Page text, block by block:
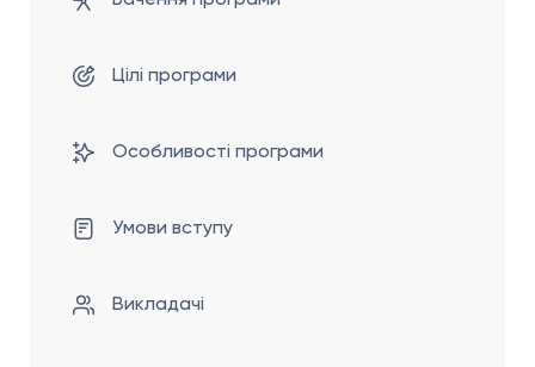
Цілі програми
Особливості програми
Умови вступу
Викладачі